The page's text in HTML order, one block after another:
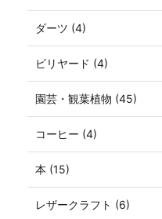
ダーツ (4)
ビリヤード (4)
園芸・観葉植物 (45)
コーヒー (4)
本 (15)
レザークラフト (6)